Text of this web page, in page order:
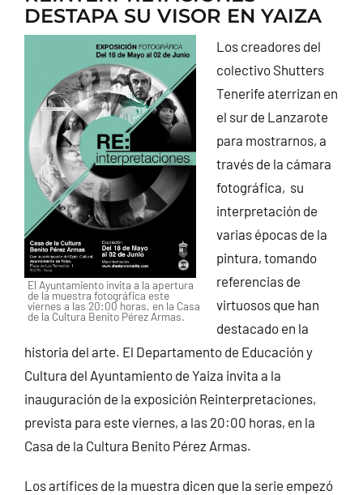
DESTAPA SU VISOR EN YAIZA
El Ayuntamiento invita a la apertura
de la muestra fotográfica este
viernes a las 20:00 horas, en la Casa
de la Cultura Benito Pérez Armas.
Los creadores del
colectivo Shutters
Tenerife aterrizan en
el sur de Lanzarote
para mostrarnos, a
través de la cámara
fotográfica, su
interpretación de
varias épocas de la
pintura, tomando
referencias de
virtuosos que han
destacado en la
historia del arte. El Departamento de Educación y
Cultura del Ayuntamiento de Yaiza invita a la
inauguración de la exposición Reinterpretaciones,
prevista para este viernes, a las 20:00 horas, en la
Casa de la Cultura Benito Pérez Armas.
Los artífices de la muestra dicen que la serie empezó